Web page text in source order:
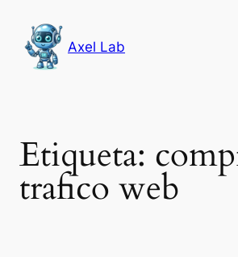
contenido
Axel Lab
Etiqueta:
trafico web